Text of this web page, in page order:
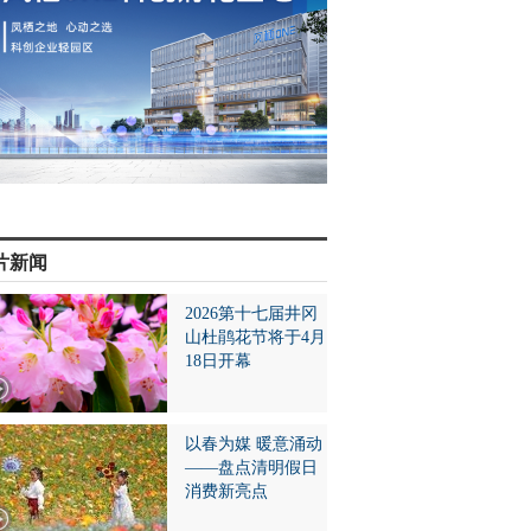
新闻
2026第十七届井冈
山杜鹃花节将于4月
18日开幕
以春为媒 暖意涌动
——盘点清明假日
消费新亮点